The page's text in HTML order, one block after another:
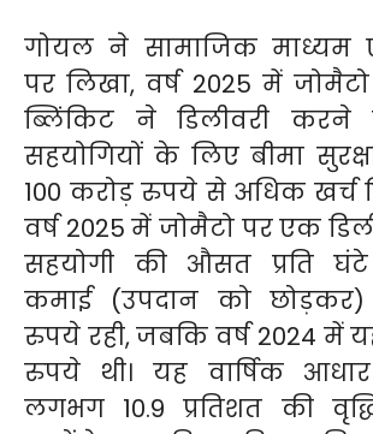
गोयल ने सामाजिक माध्यम
पर लिखा, वर्ष 2025 में
ब्लिंकिट ने डिलीवरी करने
सहयोगियों के लिए बीमा
100 करोड़ रुपये से अधिक खर्च
वर्ष 2025 में जोमैटो पर एक
सहयोगी की औसत प्रति
कमाई (उपदान को छोड़कर)
रुपये रही, जबकि वर्ष 2024 में
रुपये थी। यह वार्षिक
लगभग 10.9 प्रतिशत की